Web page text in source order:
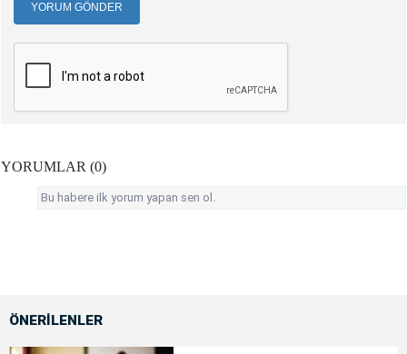
YORUM GÖNDER
YORUMLAR (0)
Bu habere ilk yorum yapan sen ol.
ÖNERİLENLER